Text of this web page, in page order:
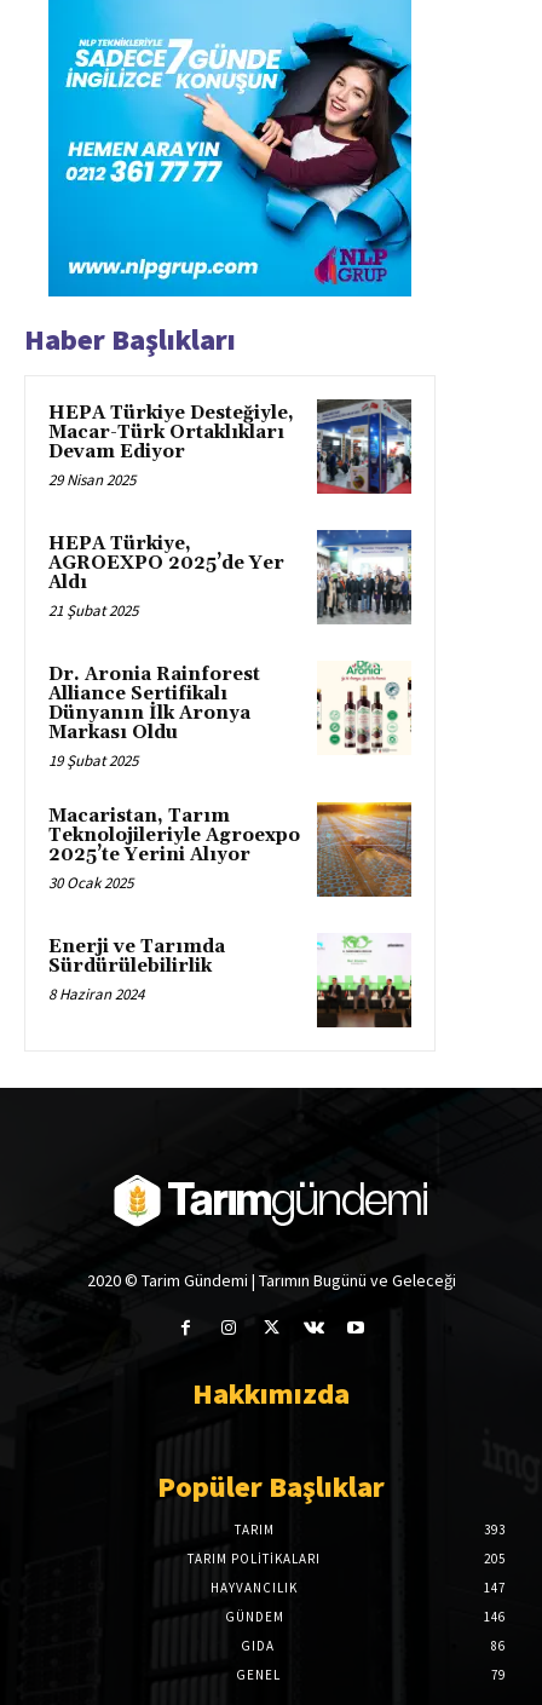
Haber Başlıkları
HEPA Türkiye Desteğiyle,
Macar-Türk Ortaklıkları
Devam Ediyor
29 Nisan 2025
HEPA Türkiye,
AGROEXPO 2025’de Yer
Aldı
21 Şubat 2025
Dr. Aronia Rainforest
Alliance Sertifikalı
Dünyanın İlk Aronya
Markası Oldu
19 Şubat 2025
Macaristan, Tarım
Teknolojileriyle Agroexpo
2025’te Yerini Alıyor
30 Ocak 2025
Enerji ve Tarımda
Sürdürülebilirlik
8 Haziran 2024
2020 © Tarim Gündemi | Tarımın Bugünü ve Geleceği
Hakkımızda
Popüler Başlıklar
TARIM
393
TARIM POLITIKALARI
205
HAYVANCILIK
147
GÜNDEM
146
GIDA
86
GENEL
79